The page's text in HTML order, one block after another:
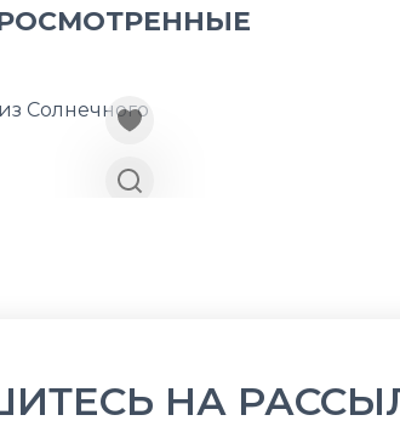
Солнечного
НА